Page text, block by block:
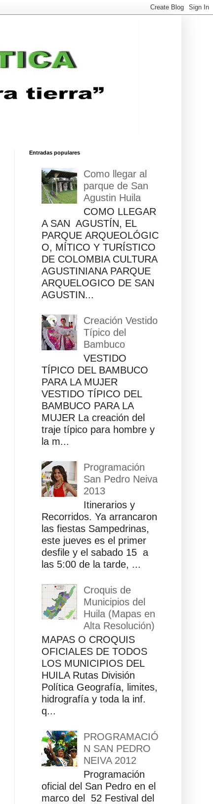
Entradas populares
Como llegar al
parque de San
Agustin Huila
COMO LLEGAR
A SAN AGUSTÍN, EL
PARQUE ARQUEOLÓGIC
O, MÍTICO Y TURÍSTICO
DE COLOMBIA CULTURA
AGUSTINIANA PARQUE
ARQUELOGICO DE SAN
AGUSTIN...
Creación Vestido
Típico del
Bambuco
VESTIDO
TÍPICO DEL BAMBUCO
PARA LA MUJER
VESTIDO TÍPICO DEL
BAMBUCO PARA LA
MUJER La creación del
traje típico para hombre y
la m...
Programación
San Pedro Neiva
2013
Itinerarios y
Recorridos. Ya arrancaron
las fiestas Sampedrinas,
este jueves es el primer
desfile y el sabado 15 a
las 5:00 de la tarde, ...
Croquis de
Municipios del
Huila (Mapas en
Alta Resolución)
MAPAS O CROQUIS
OFICIALES DE TODOS
LOS MUNICIPIOS DEL
HUILA Rutas División
Política Geografía, limites,
hidrografía y toda la inf.
q...
PROGRAMACIÓ
N SAN PEDRO
NEIVA 2012
Programación
oficial del San Pedro en el
marco del 52 Festival del